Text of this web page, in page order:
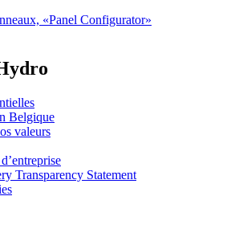
«Panel Configurator»
Belgique
valeurs
Transparency Statement